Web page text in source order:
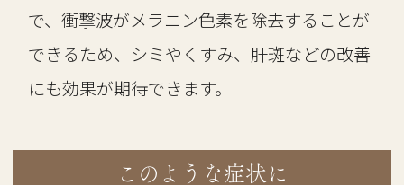
で、衝撃波がメラニン色素を除去することが
できるため、シミやくすみ、肝斑などの改善
にも効果が期待できます。
このような症状に